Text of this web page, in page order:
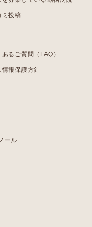
ミ投稿
あるご質問（FAQ）
情報保護方針
ール